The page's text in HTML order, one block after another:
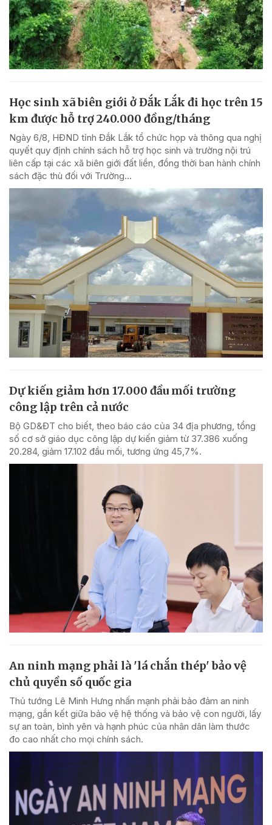
Học sinh xã biên giới ở Đắk Lắk đi học trên 15
km được hỗ trợ 240.000 đồng/tháng
Ngày 6/8, HĐND tỉnh Đắk Lắk tổ chức họp và thông qua nghị
quyết quy định chính sách hỗ trợ học sinh và trường nội trú
liên cấp tại các xã biên giới đất liền, đồng thời ban hành chính
sách đặc thù đối với Trường...
Dự kiến giảm hơn 17.000 đầu mối trường
công lập trên cả nước
Bộ GD&ĐT cho biết, theo báo cáo của 34 địa phương, tổng
số cơ sở giáo dục công lập dự kiến giảm từ 37.386 xuống
20.284, giảm 17.102 đầu mối, tương ứng 45,7%.
An ninh mạng phải là 'lá chắn thép' bảo vệ
chủ quyền số quốc gia
Thủ tướng Lê Minh Hưng nhấn mạnh phải bảo đảm an ninh
mạng, gắn kết giữa bảo vệ hệ thống và bảo vệ con người, lấy
sự an toàn, bình yên và hạnh phúc của nhân dân làm thước
đo cao nhất cho mọi chính sách.